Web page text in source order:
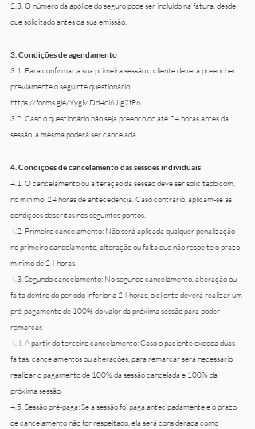
2.3. O número da apólice do seguro pode ser incluído na fatura, desde
que solicitado antes da sua emissão.
3. Condições de agendamento
3.1. Para confirmar a sua primeira sessão o cliente deverá preencher
previamente o seguinte questionário:
https://forms.gle/YygMDd4ci6Jig7fP6
3.2. Caso o questionário não seja preenchido até 24 horas antes da
sessão, a mesma poderá ser cancelada.
4. Condições de cancelamento das sessões individuais
4.1. O cancelamento ou alteração da sessão deve ser solicitado com,
no mínimo, 24 horas de antecedência. Caso contrário, aplicam-se as
condições descritas nos seguintes pontos.
4.2. Primeiro cancelamento: Não será aplicada qualquer penalização
no primeiro cancelamento, alteração ou falta que não respeite o prazo
mínimo de 24 horas.
4.3. Segundo cancelamento: No segundo cancelamento, alteração ou
falta dentro do período inferior a 24 horas, o cliente deverá realizar um
pré-pagamento de 100% do valor da próxima sessão para poder
remarcar.
4.4. A partir do terceiro cancelamento: Caso o paciente exceda duas
faltas, cancelamentos ou alterações, para remarcar será necessário
realizar o pagamento de 100% da sessão cancelada e 100% da
próxima sessão.
4.5. Sessão pré-paga: Se a sessão foi paga antecipadamente e o prazo
de cancelamento não for respeitado, ela será considerada como